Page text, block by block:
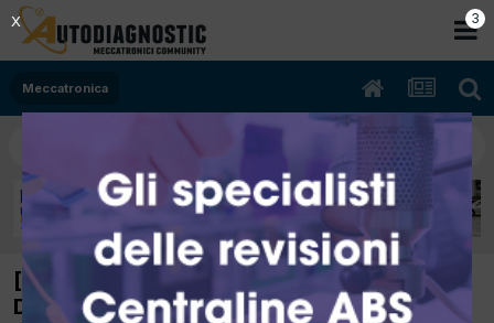
Meccatronica
[FORD FUSION 04/2007 1600cc HHJB 66Kw
Diesel] NON PARTE PIU' (IL MOTORINO
2
X